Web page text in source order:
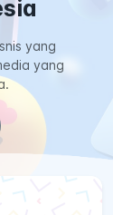
yang
yang